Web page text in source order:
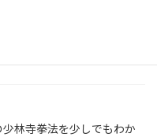
林寺拳法を少しでもわか